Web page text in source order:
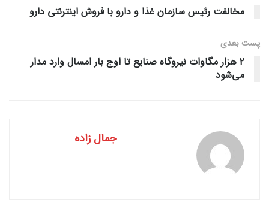
مخالفت رئیس سازمان غذا و دارو با فروش اینترنتی دارو
پست‌ بعدی
۲ هزار مگاوات نیروگاه صنایع تا اوج بار امسال وارد مدار
می‌شود
جمال زاده